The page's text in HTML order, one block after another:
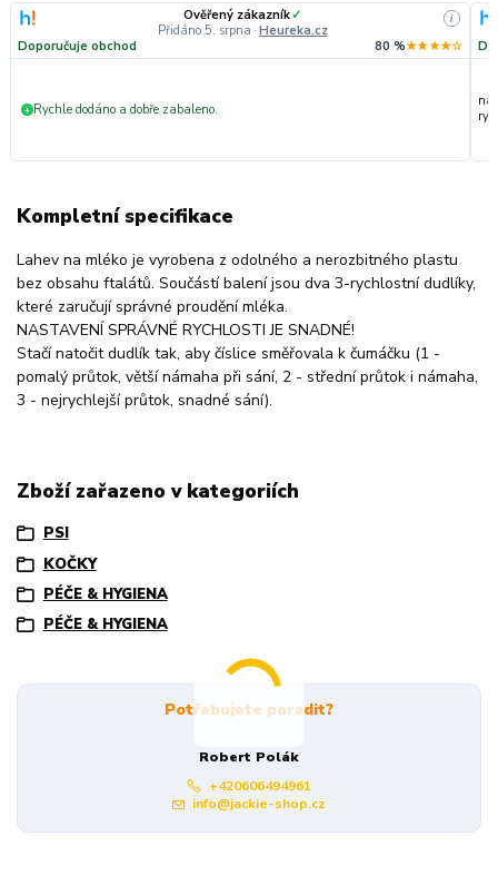
Ověřený zákazník✓
Přidáno 5. srpna · Heureka.cz
i
Doporučuje obchod 80 %★★★★☆
+ Rychle dodáno a dobře zabaleno.
Kompletní specifikace
Lahev na mléko je vyrobena z odolného a nerozbitného plastu
bez obsahu ftalátů. Součástí balení jsou dva 3-rychlostní dudlíky,
které zaručují správné proudění mléka.
NASTAVENÍ SPRÁVNÉ RYCHLOSTI JE SNADNÉ!
Stačí natočit dudlík tak, aby číslice směřovala k čumáčku (1 -
pomalý průtok, větší námaha při sání, 2 - střední průtok i námaha,
3 - nejrychlejší průtok, snadné sání).
Zboží zařazeno v kategoriích
PSI
KOČKY
PÉČE & HYGIENA
PÉČE & HYGIENA
Potřebujete poradit?
Robert Polák
+420606494961
info@jackie-shop.cz